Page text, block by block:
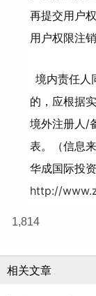
再提交用户
用户权限注销
境内责任人
的，应根据
境外注册人/
表。（信息
华成国际投
http://www.
1,814
相关文章